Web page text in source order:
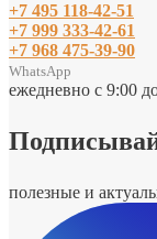
+7 495 118-42-51
+7 999 333-42-61
+7 968 475-39-90
WhatsApp
ежедневно с 9:00
полезные и